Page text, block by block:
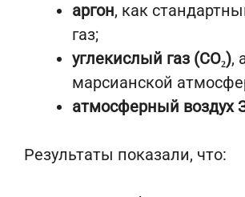
аргон, как
газ;
углекислый газ (CO₂),
марсианской
атмосферный воздух
Результаты показали, что: